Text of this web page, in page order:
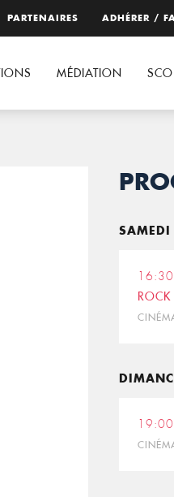
PARTENAIRES ADHÉRER /
MÉDIATION
16:30
ROCK
19:00